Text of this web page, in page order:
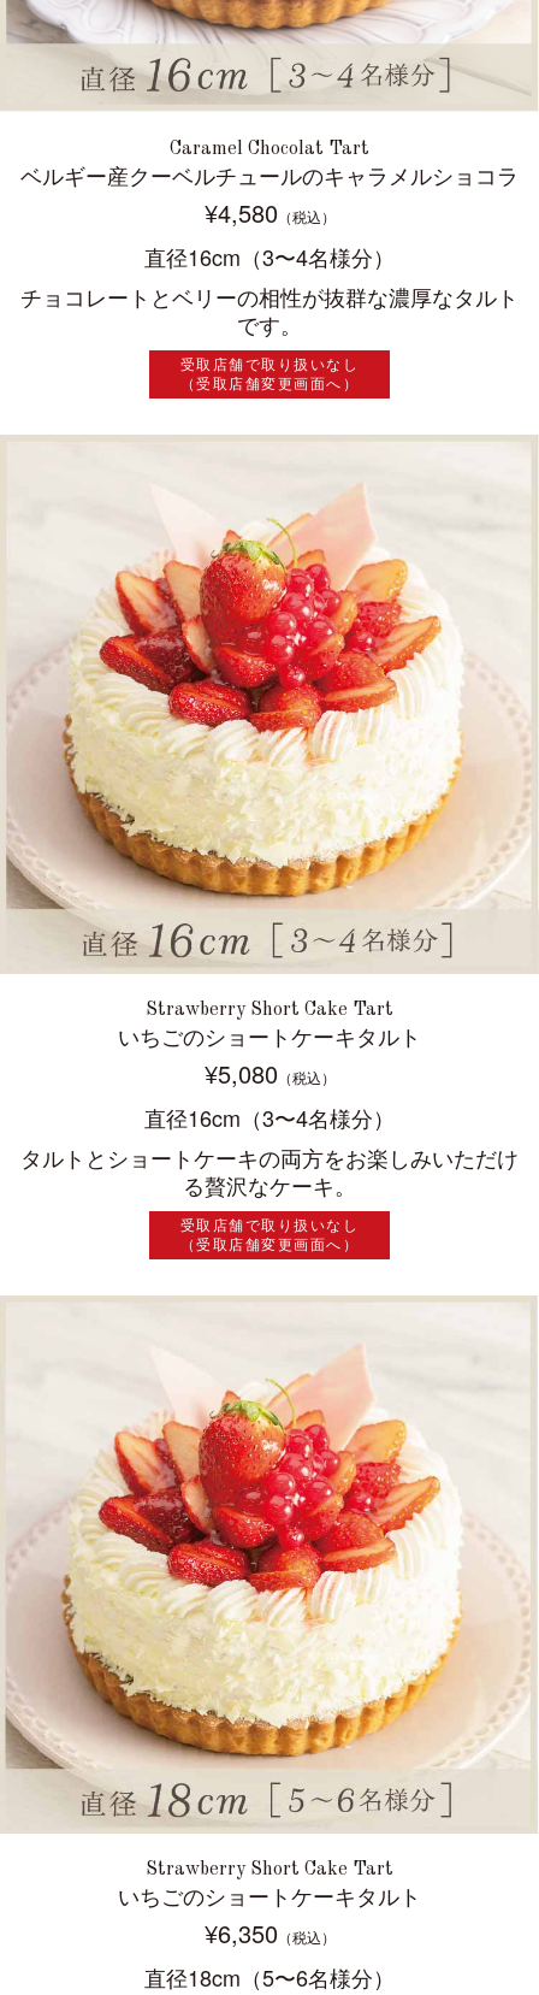
Caramel Chocolat Tart
ベルギー産クーベルチュールのキャラメルショコラ
¥4,580 （税込）
直径16cm（3〜4名様分）
チョコレートとベリーの相性が抜群な濃厚なタルト
です。
受取店舗で取り扱いなし
（受取店舗変更画面へ）
Strawberry Short Cake Tart
いちごのショートケーキタルト
¥5,080 （税込）
直径16cm（3〜4名様分）
タルトとショートケーキの両方をお楽しみいただけ
る贅沢なケーキ。
受取店舗で取り扱いなし
（受取店舗変更画面へ）
Strawberry Short Cake Tart
いちごのショートケーキタルト
¥6,350 （税込）
直径18cm（5〜6名様分）